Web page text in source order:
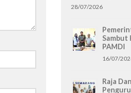
28/07/2026
Sambut
PAMDI
16/07/
Raja